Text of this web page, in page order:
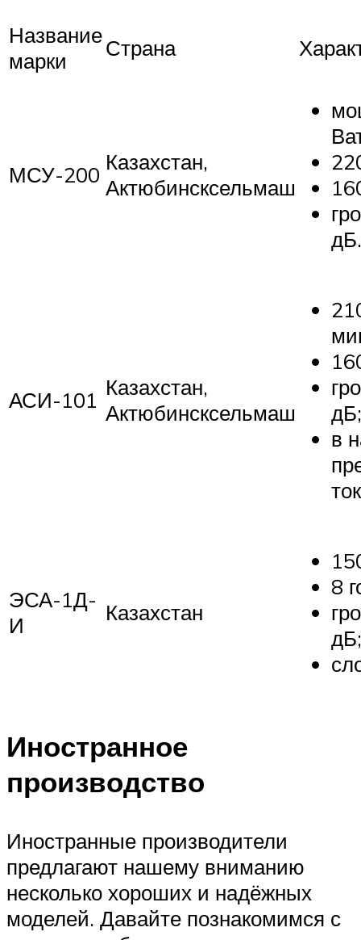
Название
марки
Страна
МСУ-200 Казахстан,
Актюбинсксельмаш
дБ.
АСИ-101 Казахстан,
Актюбинсксельмаш
дБ;
в
ЭСА-1Д-
И
Казахстан
8
дБ;
Иностранное
производство
Иностранные производители
предлагают нашему вниманию
несколько хороших и надёжных
моделей. Давайте познакомимся с